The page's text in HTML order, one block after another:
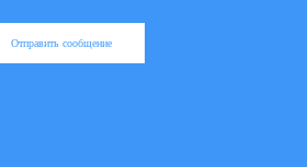
Отправить сообщение